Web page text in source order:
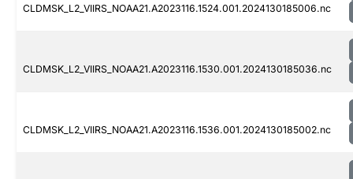
CLDMSK_L2_VIIRS_NOAA21.A2023116.1524.001.2024130185006.nc
CLDMSK_L2_VIIRS_NOAA21.A2023116.1530.001.2024130185036.nc
CLDMSK_L2_VIIRS_NOAA21.A2023116.1536.001.2024130185002.nc